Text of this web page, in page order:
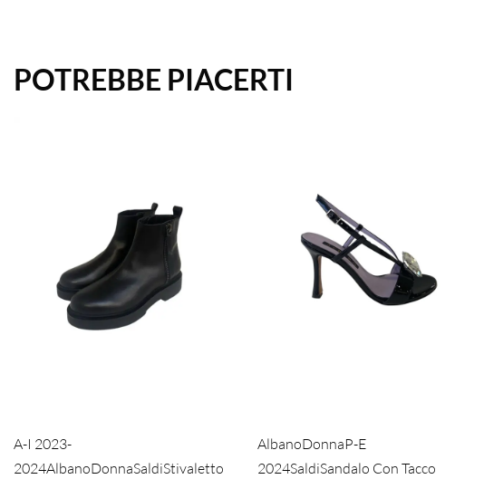
POTREBBE PIACERTI
A-I 2023-
2024AlbanoDonnaSaldiStivaletto
AlbanoDonnaP-E
2024SaldiSandalo Con Tacco